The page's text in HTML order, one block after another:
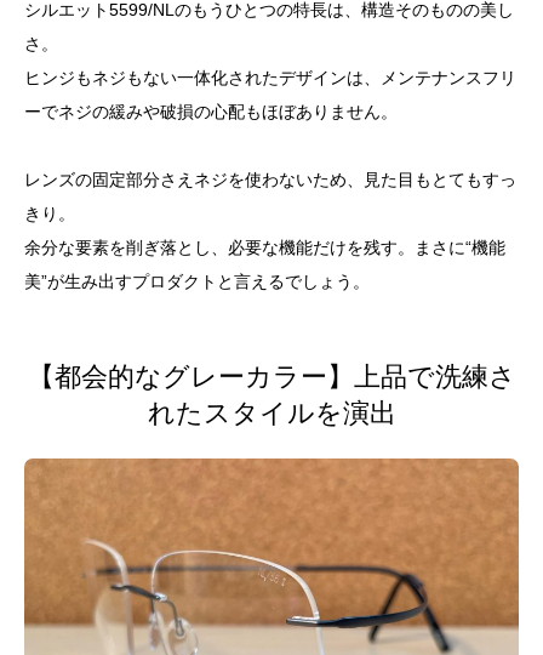
シルエット5599/NLのもうひとつの特長は、構造そのものの美し
さ。
ヒンジもネジもない一体化されたデザインは、メンテナンスフリ
ーでネジの緩みや破損の心配もほぼありません。
レンズの固定部分さえネジを使わないため、見た目もとてもすっ
きり。
余分な要素を削ぎ落とし、必要な機能だけを残す。まさに“機能
美”が生み出すプロダクトと言えるでしょう。
【都会的なグレーカラー】上品で洗練さ
れたスタイルを演出